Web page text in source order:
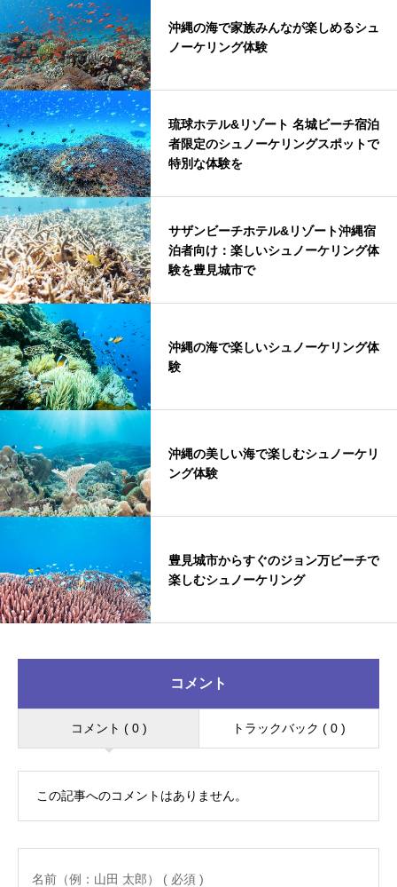
沖縄の海で家族みんなが楽しめるシュ
ノーケリング体験
琉球ホテル&リゾート 名城ビーチ宿泊
者限定のシュノーケリングスポットで
特別な体験を
サザンビーチホテル&リゾート沖縄宿
泊者向け：楽しいシュノーケリング体
験を豊見城市で
沖縄の海で楽しいシュノーケリング体
験
沖縄の美しい海で楽しむシュノーケリ
ング体験
豊見城市からすぐのジョン万ビーチで
楽しむシュノーケリング
コメント
コメント ( 0 ) トラックバック ( 0 )
この記事へのコメントはありません。
名前（例：山田 太郎） ( 必須 )